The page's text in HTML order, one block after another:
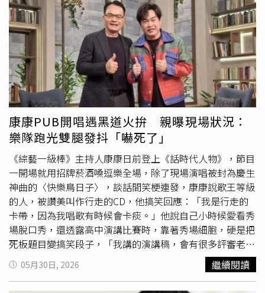
這股熱潮也意外帶動金泉商城的轉型。原本以批發生意為主
的商場，如今已有十多個攤位投入小羊玩偶製作，逐漸形成
從布料選擇、花帽製作到配件設計的微型文創產業鏈。商城
管理方表示，未來將提供更多資源協助商戶提升品質與產
能，希望讓新疆文創產業持續發展。從冰箱貼、民族布包到
如今爆紅的富貴小羊，新疆文創商品正逐漸從單純販售特
產，轉向販售文化與體驗。這隻小羊不僅成為遊客爭相搶購
的新寵，也意外成為新疆觀光與文創產業的新代表。
耐。阿順進一步指控，林嘉珍不僅長期言語羞辱與情緒勒
索，還曾強行搶走她佩戴的項鍊與手鍊。她更懷疑林嘉珍在
越南旅遊期間與其他女性發展曖昧關係，返台後仍持續聯
絡。阿順表示，孩子出生後情況並未改善，自己入住月子中
心期間，雙方經常在深夜爆發激烈爭吵，林嘉珍甚至刻意將
冷氣溫度調到極低，導致她產後至今仍飽受頭痛問題困擾。
最終，雙方在孩子出生後第9天再度爆發衝突。阿順指稱，
當時除了言語辱罵外，還發生肢體拉扯，她事後已向警方報
案並完成筆錄。如今即使雙方關係破裂，她仍每天花費近2
小時搭乘公車探望孩子與家人，卻多次被要求「滾出去，不
要再來看家人」。阿順也預告，未來將陸續公開兩人結婚、
借精生子及共同生活的完整過程，並進一步說明涉及公然侮
辱、誹謗及詐欺等爭議。面對連串指控，林嘉珍隨後發表
430字聲明回應，強調自己對部分內容有不同理解與事實依
據，已保留完整紀錄及相關證據。她表示，現階段希望以冷
靜、負責任的態度面對事件，不願透過網路持續隔空交火，
但若有必要，將透過法律途徑維護自身權益。同時也希望將
事件對孩子及家人的影響降到最低，讓家人能在相對平靜的
環境中生活。事實上，林嘉珍近年來爭議不斷。薔薔曾透
露，妹妹2017年前往大陸發展後，父親因擔心其生活困
康康PUB開唱遇黑道火拚 親曝現場狀況：
樂隊跑光雙腿發抖「嚇死了」
《綜藝一級棒》主持人康康日前登上《話時代人物》，節目
一開場就用招牌菸酒嗓逗樂全場，除了現場演唱被封為慶生
神曲的〈快樂鳥日子〉，談話間笑梗連發，康康說歌王等級
的人，被讚美叫作行走的CD，他搞笑回應：「我是行走的
卡帶，因為我唱歌有時候會卡痰。」他說自己小時候愛看秀
場脫口秀，還透露高中演講比賽時，靠著秀場細胞，硬是把
死板題目變搞笑段子，「我講的演講稿，會有很多評審老
師，聽了在那邊拍桌子然後笑」，康康說演講比賽和其他選
手同分，但他最後得到第二名，因為第一名要代表學校去競
爭，所以第一名都是那種模範生。康康自爆年少時不愛讀
05月30日, 2026 繼續閱讀